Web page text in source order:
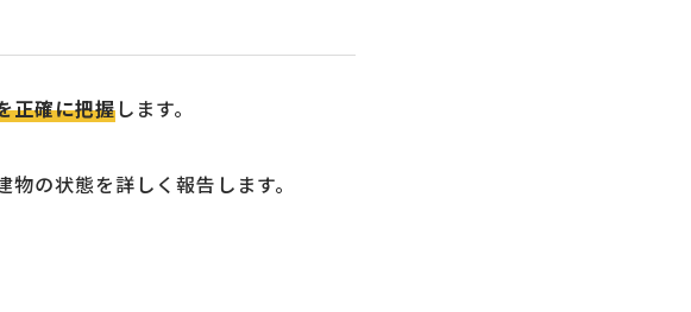
正確に把握します。
の状態を詳しく報告します。